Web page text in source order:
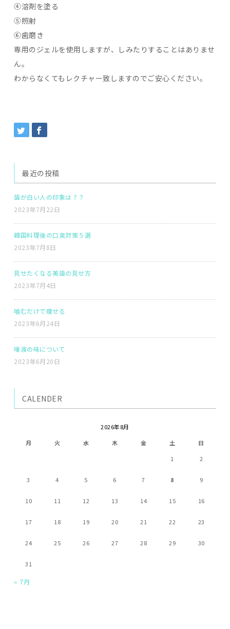
④溶剤を塗る
⑤照射
⑥歯磨き
専用のジェルを使用しますが、しみたりすることはありませ
ん。
わからなくてもレクチャー致しますのでご安心ください。
最近の投稿
歯が白い人の印象は？？
2023年7月22日
韓国料理後の口臭対策５選
2023年7月8日
見せたくなる美歯の見せ方
2023年7月4日
噛むだけで痩せる
2023年6月24日
唾液の味について
2023年6月20日
CALENDER
2026年8月
月
火 水 木 金 土
日
1
2
3 4 5 6 7 8 9
10 11 12 13 14 15 16
17 18 19 20 21 22 23
24 25 26 27 28 29 30
31
« 7月